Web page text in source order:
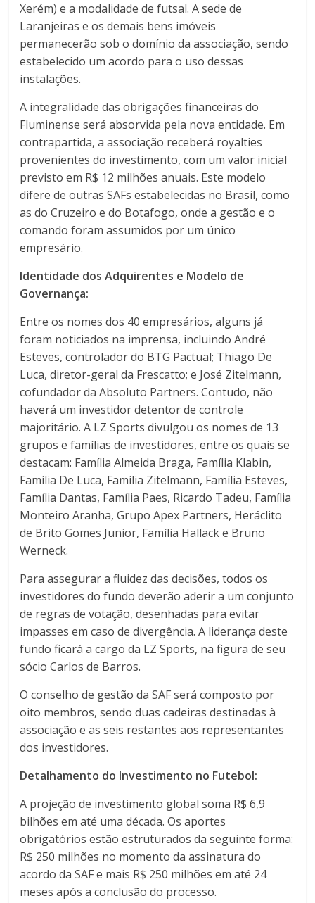
Xerém) e a modalidade de futsal. A sede de
Laranjeiras e os demais bens imóveis
permanecerão sob o domínio da associação, sendo
estabelecido um acordo para o uso dessas
instalações.
A integralidade das obrigações financeiras do
Fluminense será absorvida pela nova entidade. Em
contrapartida, a associação receberá royalties
provenientes do investimento, com um valor inicial
previsto em R$ 12 milhões anuais. Este modelo
difere de outras SAFs estabelecidas no Brasil, como
as do Cruzeiro e do Botafogo, onde a gestão e o
comando foram assumidos por um único
empresário.
Identidade dos Adquirentes e Modelo de
Governança:
Entre os nomes dos 40 empresários, alguns já
foram noticiados na imprensa, incluindo André
Esteves, controlador do BTG Pactual; Thiago De
Luca, diretor-geral da Frescatto; e José Zitelmann,
cofundador da Absoluto Partners. Contudo, não
haverá um investidor detentor de controle
majoritário. A LZ Sports divulgou os nomes de 13
grupos e famílias de investidores, entre os quais se
destacam: Família Almeida Braga, Família Klabin,
Família De Luca, Família Zitelmann, Família Esteves,
Família Dantas, Família Paes, Ricardo Tadeu, Família
Monteiro Aranha, Grupo Apex Partners, Heráclito
de Brito Gomes Junior, Família Hallack e Bruno
Werneck.
Para assegurar a fluidez das decisões, todos os
investidores do fundo deverão aderir a um conjunto
de regras de votação, desenhadas para evitar
impasses em caso de divergência. A liderança deste
fundo ficará a cargo da LZ Sports, na figura de seu
sócio Carlos de Barros.
O conselho de gestão da SAF será composto por
oito membros, sendo duas cadeiras destinadas à
associação e as seis restantes aos representantes
dos investidores.
Detalhamento do Investimento no Futebol:
A projeção de investimento global soma R$ 6,9
bilhões em até uma década. Os aportes
obrigatórios estão estruturados da seguinte forma:
R$ 250 milhões no momento da assinatura do
acordo da SAF e mais R$ 250 milhões em até 24
meses após a conclusão do processo.